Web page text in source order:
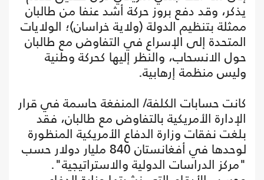
يذكر، وقد دفع بروز حركة أشد عنفا من طالبان
ممثلة بتنظيم الدولة (ولاية خراسان)؛ الولايات
المتحدة إلى الإسراع في التفاوض مع طالبان
حول الانسحاب، والنظر إليها كحركة وطنية
وليس منظمة إرهابية.
كانت حسابات الكلفة/ المنفغة حاسمة في قرار
الإدارة الأمريكية بالتفاوض مع طالبان، فقد
بلغت نفقات وزارة الدفاع الأمريكية المنظورة
لوحدها في أفغانستان 840 مليار دولار حسب
"مركز الدراسات الدولية والاستراتيجية".